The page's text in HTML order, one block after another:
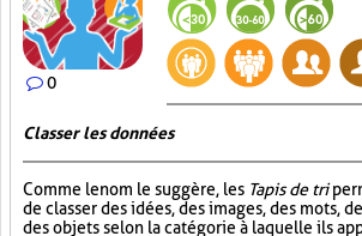
0
Classer les données
Comme le nom le suggère, les Tapis de tri
de classer des idées, des images, des mots,
des objets selon la catégorie à laquelle ils